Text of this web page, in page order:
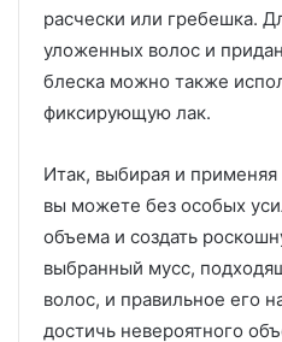
расчески или гребешка.
уложенных волос и
блеска можно также
фиксирующую лак.
Итак, выбирая и
вы можете без особых
объема и создать
выбранный мусс,
волос, и правильное его
достичь невероятного